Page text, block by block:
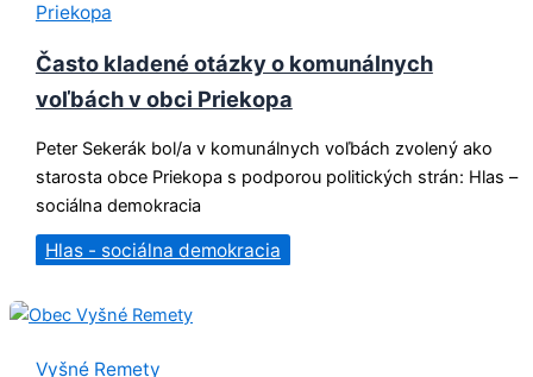
Priekopa
Často kladené otázky o komunálnych
voľbách v obci Priekopa
Peter Sekerák bol/a v komunálnych voľbách zvolený ako
starosta obce Priekopa s podporou politických strán: Hlas –
sociálna demokracia
Hlas - sociálna demokracia
Vyšné Remety